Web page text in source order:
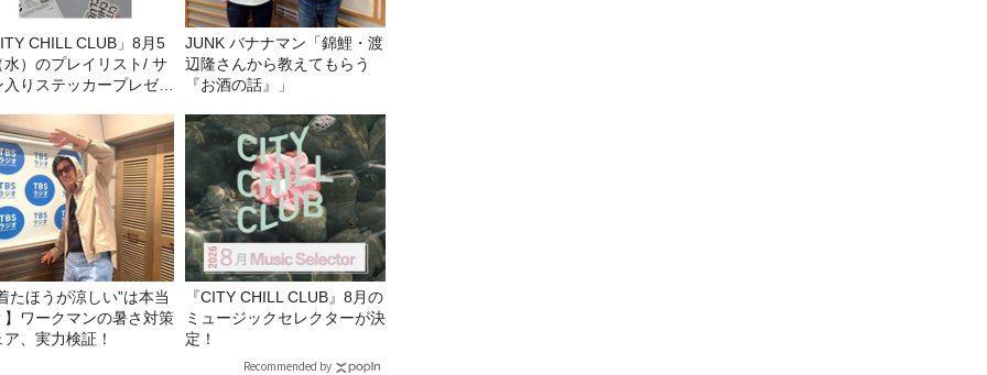
CHILL CLUB」8月5
水）のプレイリスト/ サ
入りステッカープレゼン
JUNK バナナマン「錦鯉・渡
辺隆さんから教えてもらう
『お酒の話』」
たほうが涼しい”は本当
】ワークマンの暑さ対策
、実力検証！
『CITY CHILL CLUB』8月の
ミュージックセレクターが決
定！
Recommended by